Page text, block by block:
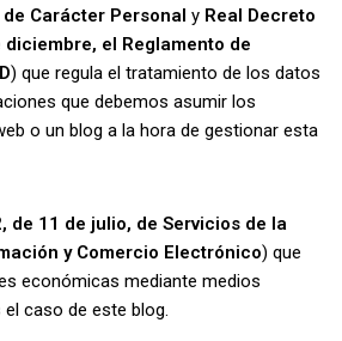
Carácter Personal y Real Decreto
el Reglamento de
) que regula el tratamiento de los datos
que debemos asumir los
o un blog a la hora de gestionar esta
de 11 de julio, de Servicios de la
y Comercio Electrónico) que
económicas mediante medios
caso de este blog.